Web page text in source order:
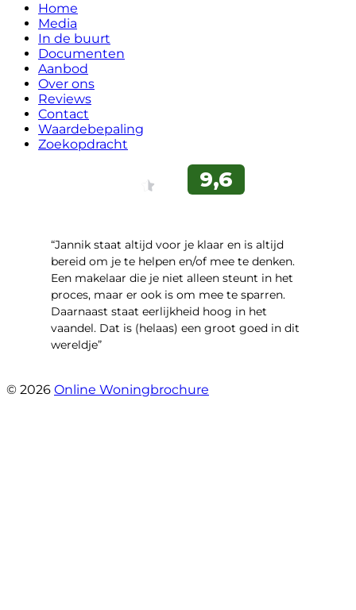
Home
Media
In de buurt
Documenten
Aanbod
Over ons
Reviews
Contact
Waardebepaling
Zoekopdracht
“Jannik staat altijd voor je klaar en is altijd
bereid om je te helpen en/of mee te denken.
Een makelaar die je niet alleen steunt in het
proces, maar er ook is om mee te sparren.
Daarnaast staat eerlijkheid hoog in het
vaandel. Dat is (helaas) een groot goed in dit
wereldje”
© 2026 Online Woningbrochure